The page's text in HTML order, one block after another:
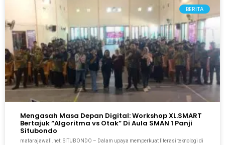
BERITA
Mengasah Masa Depan Digital: Workshop XL.SMART
Bertajuk “Algoritma vs Otak” Di Aula SMAN 1 Panji
Situbondo
matarajawali.net; SITUBONDO – Dalam upaya memperkuat literasi teknologi di